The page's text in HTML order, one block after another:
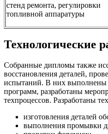
стенд ремонта, регулировки
топливной аппаратуры
Технологические
Собранные дипломы также
восстановления деталей,
испытаний. В них выполнены
программ, разработаны
техпроцессов. Разработаны
изготовления деталей
выполнения промывки